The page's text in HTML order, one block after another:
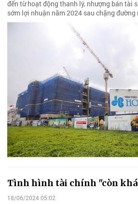
đến từ hoạt động thanh lý, nhượng bán tài
sớm lợi nhuận năm 2024 sau chặng đường
Tình hình tài chính "còn khá
18/06/2024 05:02